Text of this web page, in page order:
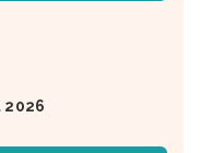
2026